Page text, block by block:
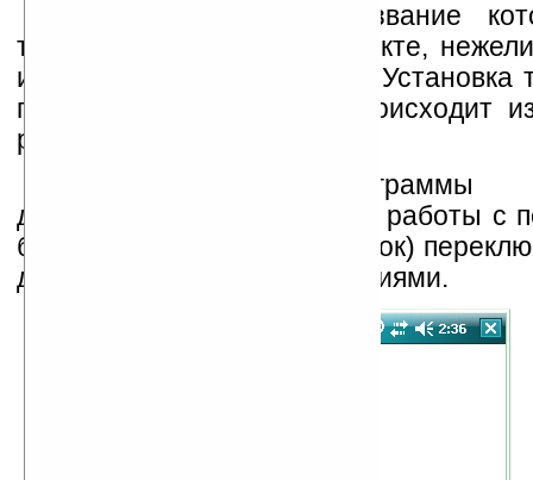
Следующий агент, название
трактовать и в другом аспекте,
имя компании, WebIS Mail. Установка
предыдущем варианте, происходит
размер которого уже 2 МБ.
При запуске программы
древовидная структура для работы с
быстро (посредством вкладок)
деревом и самими сообщениями.